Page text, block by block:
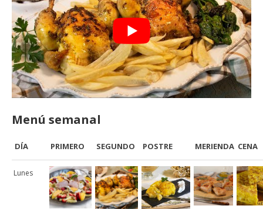
Menú semanal
DÍA PRIMERO SEGUNDO POSTRE MERIENDA CENA
Lunes